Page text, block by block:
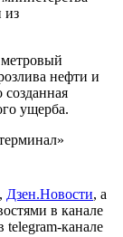
орудий
районе помогли
мая,